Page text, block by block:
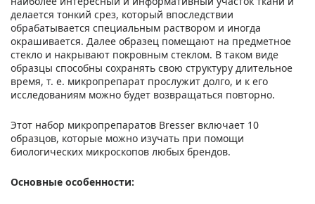
делается тонкий срез, который впоследствии
обрабатывается специальным раствором и иногда
окрашивается. Далее образец помещают на предметное
стекло и накрывают покровным стеклом. В таком виде
образцы способны сохранять свою структуру длительное
время, т. е. микропрепарат прослужит долго, и к его
исследованиям можно будет возвращаться повторно.
Этот набор микропрепаратов Bresser включает 10
образцов, которые можно изучать при помощи
биологических микроскопов любых брендов.
Основные особенности: